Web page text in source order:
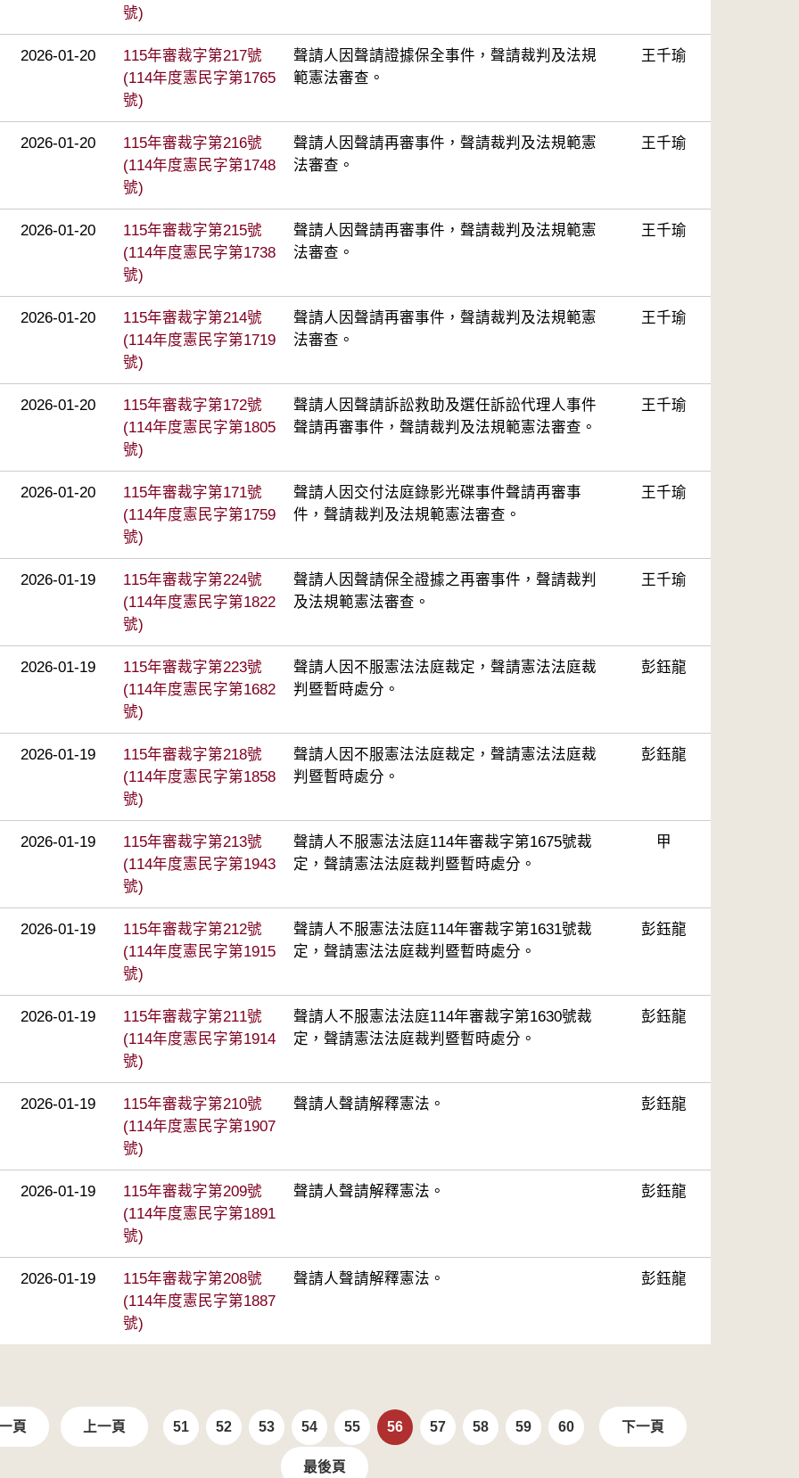
號)
2026-01-20
115年審裁字第217號
(114年度憲民字第1765
號)
聲請人因聲請證據保全事件，聲請裁判及法規
範憲法審查。
王千瑜
2026-01-20
115年審裁字第216號
(114年度憲民字第1748
號)
聲請人因聲請再審事件，聲請裁判及法規範憲
法審查。
王千瑜
2026-01-20
115年審裁字第215號
(114年度憲民字第1738
號)
聲請人因聲請再審事件，聲請裁判及法規範憲
法審查。
王千瑜
2026-01-20
115年審裁字第214號
(114年度憲民字第1719
號)
聲請人因聲請再審事件，聲請裁判及法規範憲
法審查。
王千瑜
2026-01-20
115年審裁字第172號
(114年度憲民字第1805
號)
聲請人因聲請訴訟救助及選任訴訟代理人事件
聲請再審事件，聲請裁判及法規範憲法審查。
王千瑜
2026-01-20
115年審裁字第171號
(114年度憲民字第1759
號)
聲請人因交付法庭錄影光碟事件聲請再審事
件，聲請裁判及法規範憲法審查。
王千瑜
2026-01-19
115年審裁字第224號
(114年度憲民字第1822
號)
聲請人因聲請保全證據之再審事件，聲請裁判
及法規範憲法審查。
王千瑜
2026-01-19
115年審裁字第223號
(114年度憲民字第1682
號)
聲請人因不服憲法法庭裁定，聲請憲法法庭裁
判暨暫時處分。
彭鈺龍
2026-01-19
115年審裁字第218號
(114年度憲民字第1858
號)
聲請人因不服憲法法庭裁定，聲請憲法法庭裁
判暨暫時處分。
彭鈺龍
2026-01-19
115年審裁字第213號
(114年度憲民字第1943
號)
聲請人不服憲法法庭114年審裁字第1675號裁
定，聲請憲法法庭裁判暨暫時處分。
甲
2026-01-19
115年審裁字第212號
(114年度憲民字第1915
號)
聲請人不服憲法法庭114年審裁字第1631號裁
定，聲請憲法法庭裁判暨暫時處分。
彭鈺龍
2026-01-19
115年審裁字第211號
(114年度憲民字第1914
號)
聲請人不服憲法法庭114年審裁字第1630號裁
定，聲請憲法法庭裁判暨暫時處分。
彭鈺龍
2026-01-19
115年審裁字第210號
(114年度憲民字第1907
號)
聲請人聲請解釋憲法。 彭鈺龍
2026-01-19
115年審裁字第209號
(114年度憲民字第1891
號)
聲請人聲請解釋憲法。 彭鈺龍
2026-01-19
115年審裁字第208號
(114年度憲民字第1887
號)
聲請人聲請解釋憲法。 彭鈺龍
頁 上一頁 51 52 53 54 55 56 57 58 59 60 下一頁
最後頁